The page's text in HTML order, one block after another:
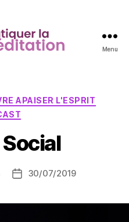
Menu
APAISER L'ESPRIT
Date30/07/2019